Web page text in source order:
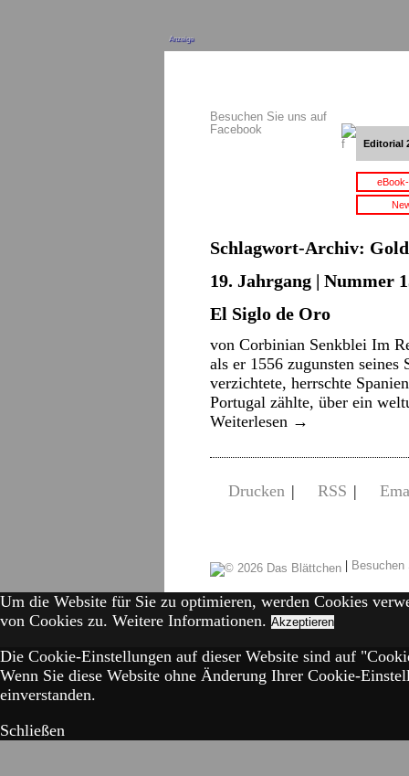
Anzeige
Besuchen Sie uns auf
Facebook
Editorial
Schlagwort-Archiv:
19. Jahrgang | Nummer
El Siglo de Oro
von Corbinian Senkblei Im
als er 1556 zugunsten
verzichtete, herrschte
Portugal zählte, über ein
Weiterlesen →
Drucken | RSS |
|
Um die Website für Sie zu optimieren, werden Cookies
von Cookies zu. Weitere Informationen. Akzeptieren
Die Cookie-Einstellungen auf dieser Website sind auf
Wenn Sie diese Website ohne Änderung Ihrer Cookie-
einverstanden.
Schließen